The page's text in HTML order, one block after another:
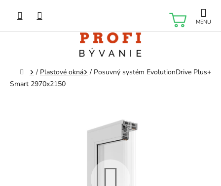
obsah
Domov
/ Plastové okná / Posuvný systém EvolutionDrive Plus+
Smart 2970x2150